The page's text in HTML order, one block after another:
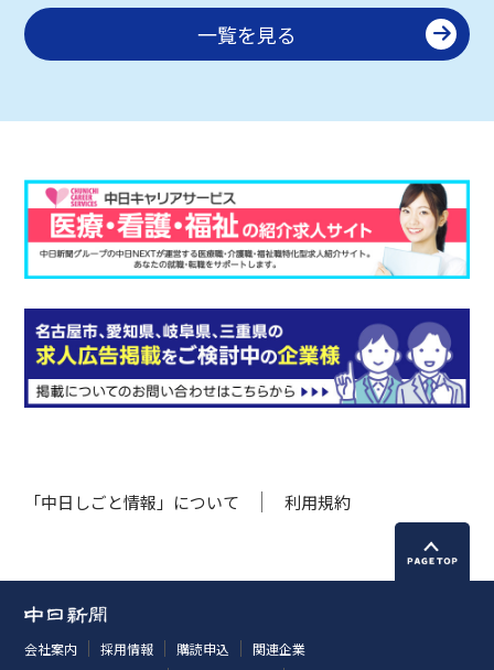
一覧を見る
「中日しごと情報」について 利用規約
会社案内 採用情報 購読申込
関連企業